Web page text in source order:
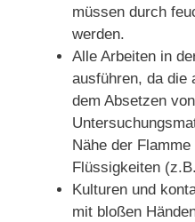
müssen durch
werden.
Alle Arbeiten in
ausführen, da die
dem Absetzen
Nähe der
Flüssigkeiten
Kulturen und
mit bloßen